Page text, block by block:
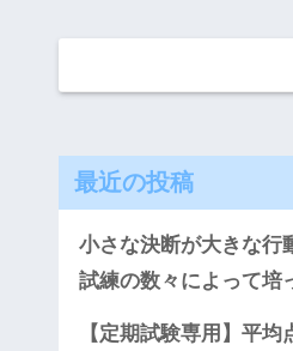
最近の投稿
小さな決断が大きな行
試練の数々によって培
【定期試験専用】平